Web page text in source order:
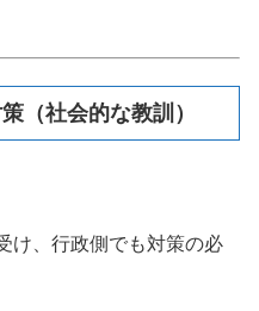
（社会的な教訓）
け、行政側でも対策の必